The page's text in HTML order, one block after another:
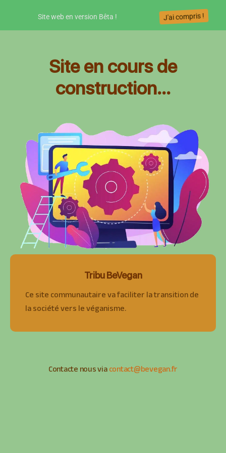
Site en cours de
construction...
Tribu BeVegan
Ce site communautaire va faciliter la transition de
la société vers le véganisme.
Contacte nous viacontact@bevegan.fr
Site web en version Bêta ! J'ai compris !